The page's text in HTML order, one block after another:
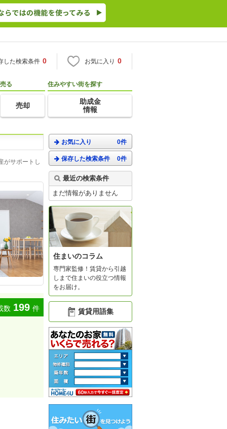
した検索条件 0 お気に入り 0
売る
売却
住みやすい街を探す
助成金
情報
がサポートし
数 199 件
お気に入り 0件
保存した検索条件 0件
最近の検索条件
まだ情報がありません
住まいのコラム
専門家監修！賃貸から引越
しまで住まいの役立つ情報
をお届け。
賃貸用語集